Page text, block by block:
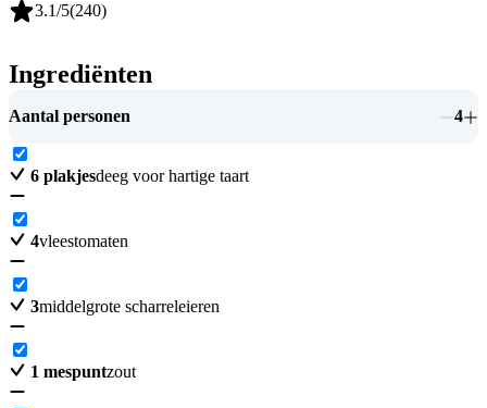
3.1/5(240)
Ingrediënten
Aantal personen 4
6 plakjesdeeg voor hartige taart
4vleestomaten
3middelgrote scharreleieren
1 mespuntzout